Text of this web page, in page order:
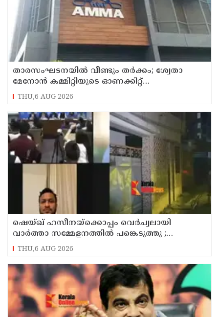
താരസംഘടനയില്‍ വീണ്ടും തര്‍ക്കം; ശ്വേതാ
മേനോന്‍ കമ്മിറ്റിയുടെ ഓണക്കിറ്റ്
വിതരണത്തിനെതിരെ ഒരുവിഭാഗം താരങ്ങള്‍
THU,6 AUG 2026
ഷെയ്ഖ് ഹസീനയ്ക്കൊപ്പം വെര്‍ച്വലായി
വാര്‍ത്താ സമ്മേളനത്തില്‍ പങ്കെടുത്തു ;
ബംഗ്ലാദേശ് ക്രിക്കറ്റ് ടീം മുന്‍ ക്യാപ്റ്റനും അവാമി
ലീഗ് എംപിയുമായിരുന്ന ഷാക്കിബ് അല്‍ ഹസന്റെ
വീടിന് നേരെ പെട്രോള്‍ ബോംബേറ്
THU,6 AUG 2026